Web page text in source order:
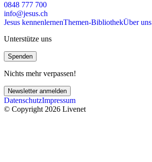
0848 777 700
info@jesus.ch
Jesus kennenlernenThemen-BibliothekÜber uns
Unterstütze uns
Spenden
Nichts mehr verpassen!
Newsletter anmelden
DatenschutzImpressum
© Copyright 2026 Livenet